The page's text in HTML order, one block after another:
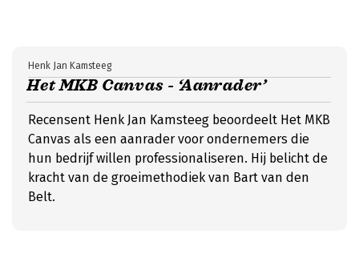
Het MKB Canvas - ‘Aanrader’
Henk Jan Kamsteeg
Recensent Henk Jan Kamsteeg beoordeelt Het MKB
Canvas als een aanrader voor ondernemers die
hun bedrijf willen professionaliseren. Hij belicht de
kracht van de groeimethodiek van Bart van den
Belt.